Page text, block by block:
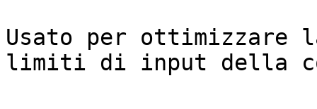
Usato per ottimizzare
limiti di input della